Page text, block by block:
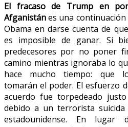
El fracaso de Trump en
Afganistánes una
Obama en darse cuenta de
es imposible de ganar. Si
predecesores por no poner
camino mientras ignoraba lo
hace mucho tiempo: que
tomarán el poder. El esfuerzo
acuerdo fue torpedeado
debido a un terrorista
estadounidense. En lugar